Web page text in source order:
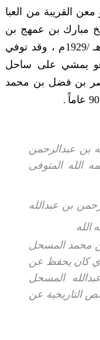
القريبة من العبا
مبارك بن عمهج بن
مبارك الحسن آل بوعينين عام 1348هـ /1929م ، وقد توفي
عام 1370هـ / 1950م وهو يمشي على ساحل
بن فضل بن محمد
.
بن عبدالرحمن
الله المتوفى
بن عبدالله
الله
بن محمد المسحل
كان يحفظ عن
المسحل
التاريخية عن